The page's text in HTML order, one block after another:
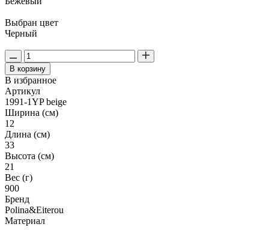
Выбран цвет
Черный
В корзину
В избранное
Артикул
1991-1YP beige
Ширина (см)
12
Длина (см)
33
Высота (см)
21
Вес (г)
900
Бренд
Polina&Eiterou
Материал